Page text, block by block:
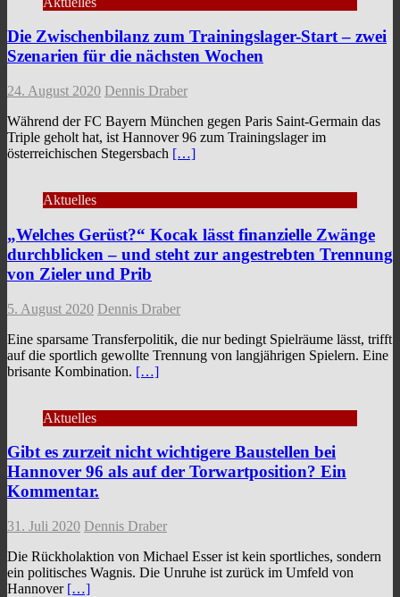
Die Zwischenbilanz zum Trainingslager-Start – zwei
Szenarien für die nächsten Wochen
24. August 2020 Dennis Draber
Während der FC Bayern München gegen Paris Saint-Germain das
Triple geholt hat, ist Hannover 96 zum Trainingslager im
österreichischen Stegersbach […]
Aktuelles
„Welches Gerüst?“ Kocak lässt finanzielle Zwänge
durchblicken – und steht zur angestrebten Trennung
von Zieler und Prib
5. August 2020 Dennis Draber
Eine sparsame Transferpolitik, die nur bedingt Spielräume lässt, trifft
auf die sportlich gewollte Trennung von langjährigen Spielern. Eine
brisante Kombination. […]
Aktuelles
Gibt es zurzeit nicht wichtigere Baustellen bei
Hannover 96 als auf der Torwartposition? Ein
Kommentar.
31. Juli 2020 Dennis Draber
Die Rückholaktion von Michael Esser ist kein sportliches, sondern
ein politisches Wagnis. Die Unruhe ist zurück im Umfeld von
Hannover […]